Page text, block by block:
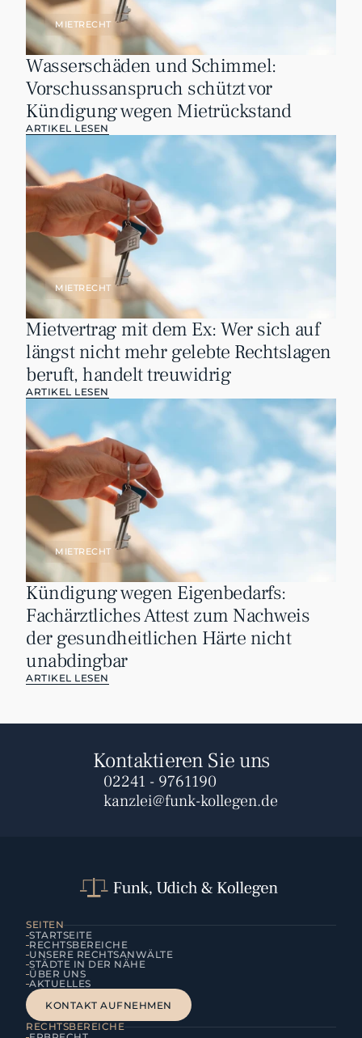
MIETRECHT
Wasserschäden und Schimmel:
Vorschussanspruch schützt vor
Kündigung wegen Mietrückstand
ARTIKEL LESEN
MIETRECHT
Mietvertrag mit dem Ex: Wer sich auf
längst nicht mehr gelebte Rechtslagen
beruft, handelt treuwidrig
ARTIKEL LESEN
MIETRECHT
Kündigung wegen Eigenbedarfs:
Fachärztliches Attest zum Nachweis
der gesundheitlichen Härte nicht
unabdingbar
ARTIKEL LESEN
Kontaktieren Sie uns
02241 - 9761190
kanzlei@funk-kollegen.de
SEITEN
STARTSEITE
RECHTSBEREICHE
UNSERE RECHTSANWÄLTE
STÄDTE IN DER NÄHE
ÜBER UNS
AKTUELLES
KONTAKT AUFNEHMEN
RECHTSBEREICHE